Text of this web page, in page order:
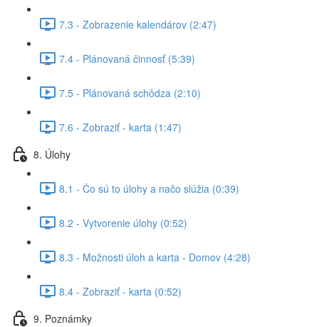
7.3 - Zobrazenie kalendárov (2:47)
7.4 - Plánovaná činnosť (5:39)
7.5 - Plánovaná schôdza (2:10)
7.6 - Zobraziť - karta (1:47)
8. Úlohy
8.1 - Čo sú to úlohy a načo slúžia (0:39)
8.2 - Vytvorenie úlohy (0:52)
8.3 - Možnosti úloh a karta - Domov (4:28)
8.4 - Zobraziť - karta (0:52)
9. Poznámky